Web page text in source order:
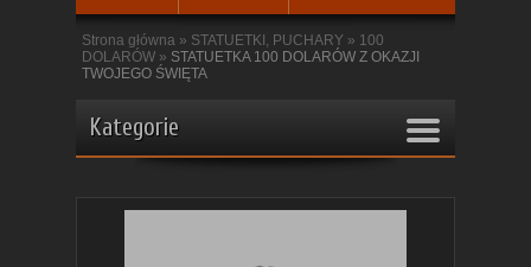
Strona główna » STATUETKI, PUCHARY » 100
DOLARÓW » STATUETKA 100 DOLARÓW Z OKAZJI
TWOJEGO ŚWIĘTA
Kategorie